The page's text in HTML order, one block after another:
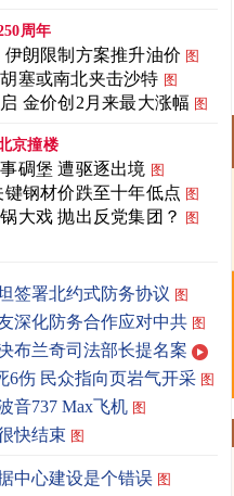
周年
朗限制方案推升油价 图
塞或南北夹击沙特 图
金价创2月来最大涨幅 图
京撞楼
碉堡 遭驱逐出境 图
钢材价跌至十年低点 图
大戏 抛出反党集团？ 图
签署北约式防务协议 图
深化防务合作应对中共 图
布兰奇司法部长提名案
6伤 民众指向页岩气开采 图
音737 Max飞机 图
快结束 图
中心建设是个错误 图